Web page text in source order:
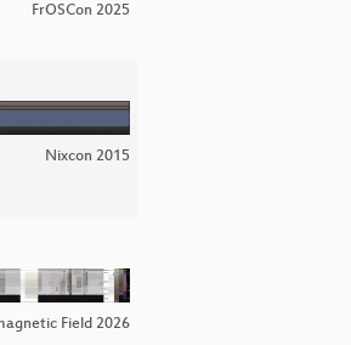
FrOSCon 2025
Nixcon 2015
Field 2026